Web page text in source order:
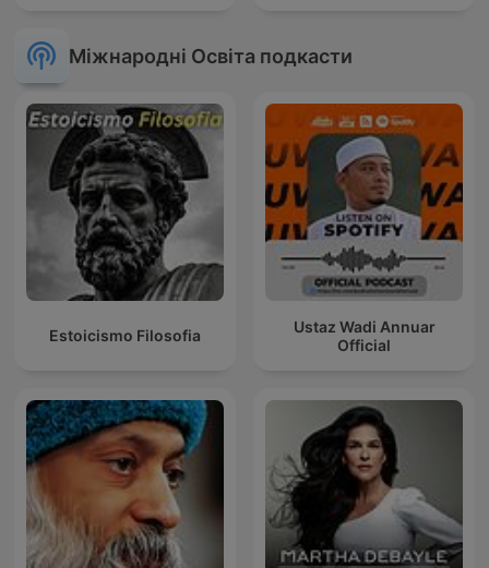
Міжнародні Освіта подкасти
Estoicismo Filosofia
Ustaz Wadi Annuar
Official